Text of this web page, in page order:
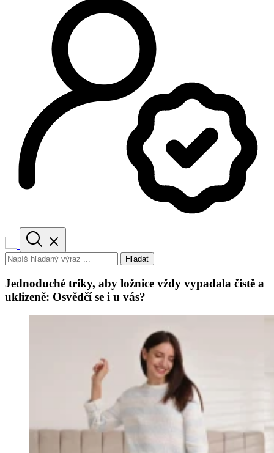
Hľadať
Jednoduché triky, aby ložnice vždy vypadala čistě a
uklizeně: Osvědčí se i u vás?